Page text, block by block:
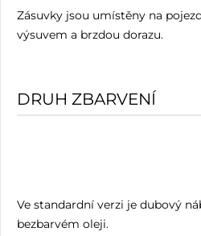
Zásuvky jsou umístěny na
výsuvem a brzdou dorazu.
DRUH ZBARVENÍ
Ve standardní verzi je dubový
bezbarvém oleji.